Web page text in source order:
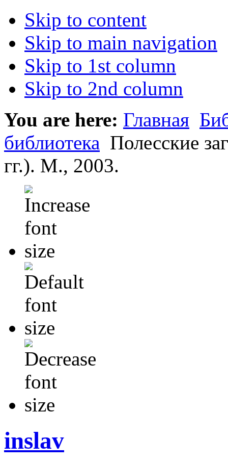
Skip to content
Skip to main navigation
Skip to 1st column
Skip to 2nd column
You are here: Главная
библиотека Полесские
гг.). М., 2003.
inslav